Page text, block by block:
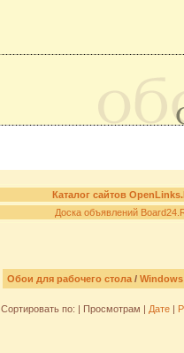
Каталог сайтов
Доска объявлений
Обои для рабочего стола /
Сортировать по: | Просмотрам | Дате |